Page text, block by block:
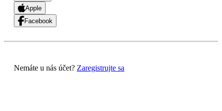
Apple
Facebook
Nemáte u nás účet? Zaregistrujte sa